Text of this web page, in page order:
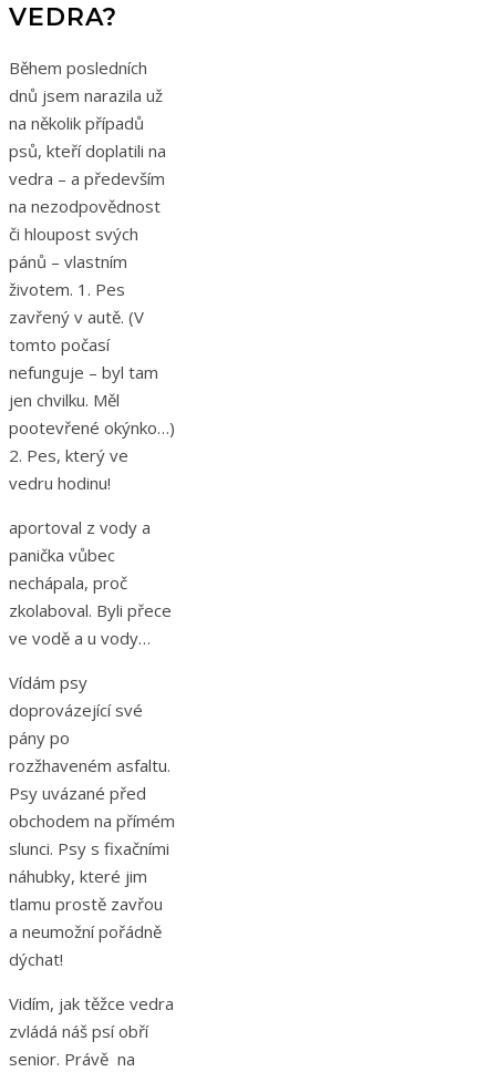
VEDRA?
Během posledních
dnů jsem narazila už
na několik případů
psů, kteří doplatili na
vedra – a především
na nezodpovědnost
či hloupost svých
pánů – vlastním
životem. 1. Pes
zavřený v autě. (V
tomto počasí
nefunguje – byl tam
jen chvilku. Měl
pootevřené okýnko…)
2. Pes, který ve
vedru hodinu!
aportoval z vody a
panička vůbec
nechápala, proč
zkolaboval. Byli přece
ve vodě a u vody…
Vídám psy
doprovázející své
pány po
rozžhaveném asfaltu.
Psy uvázané před
obchodem na přímém
slunci. Psy s fixačními
náhubky, které jim
tlamu prostě zavřou
a neumožní pořádně
dýchat!
Vidím, jak těžce vedra
zvládá náš psí obří
senior. Právě na